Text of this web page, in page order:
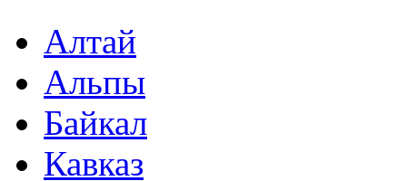
Алтай
Альпы
Байкал
Кавказ